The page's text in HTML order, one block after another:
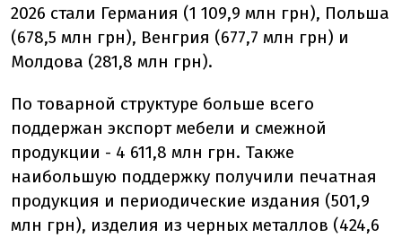
2026 стали Германия (1 109,9 млн грн), Польша
(678,5 млн грн), Венгрия (677,7 млн грн) и
Молдова (281,8 млн грн).
По товарной структуре больше всего
поддержан экспорт мебели и смежной
продукции - 4 611,8 млн грн. Также
наибольшую поддержку получили печатная
продукция и периодические издания (501,9
млн грн), изделия из черных металлов (424,6